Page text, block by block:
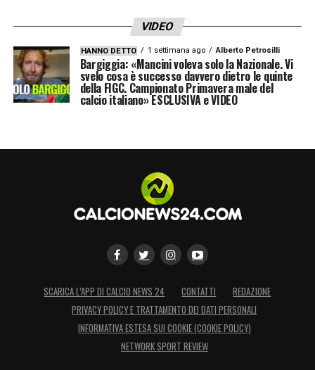
VIDEO
HANNO DETTO 1 settimana ago Alberto Petrosilli
Bargiggia: «Mancini voleva solo la Nazionale. Vi
svelo cosa è successo davvero dietro le quinte
della FIGC. Campionato Primavera male del
calcio italiano» ESCLUSIVA e VIDEO
SCARICA L’APP DI CALCIO NEWS 24 CONTATTI
REDAZIONE
PRIVACY POLICY E TRATTAMENTO DEI DATI PERSONALI
INFORMATIVA ESTESA SUI COOKIE (COOKIE POLICY)
NETWORK SPORT REVIEW